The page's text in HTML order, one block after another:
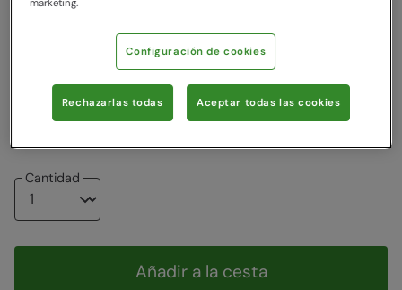
Escoger una talla
Ver la guía de tallas
3-4 5-6 7-8 9-10 11-12 13
Cantidad
Añadir a la cesta
Configuración de cookies
Rechazarlas todas Aceptar todas las cookies